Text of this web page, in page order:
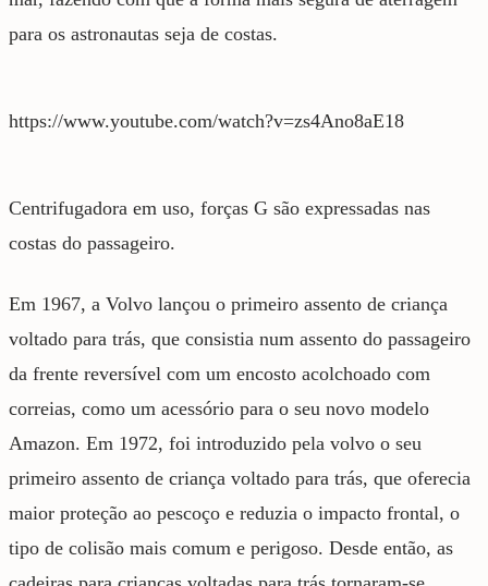
para os astronautas seja de costas.
https://www.youtube.com/watch?v=zs4Ano8aE18
Centrifugadora em uso, forças G são expressadas nas
costas do passageiro.
Em 1967, a Volvo lançou o primeiro assento de criança
voltado para trás, que consistia num assento do passageiro
da frente reversível com um encosto acolchoado com
correias, como um acessório para o seu novo modelo
Amazon. Em 1972, foi introduzido pela volvo o seu
primeiro assento de criança voltado para trás, que oferecia
maior proteção ao pescoço e reduzia o impacto frontal, o
tipo de colisão mais comum e perigoso. Desde então, as